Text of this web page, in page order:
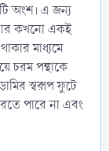
অংশ। এ জন্য
কখনো একই
মাধ্যমে
চরম পন্থাকে
স্বরূপ ফুটে
পারে না এবং